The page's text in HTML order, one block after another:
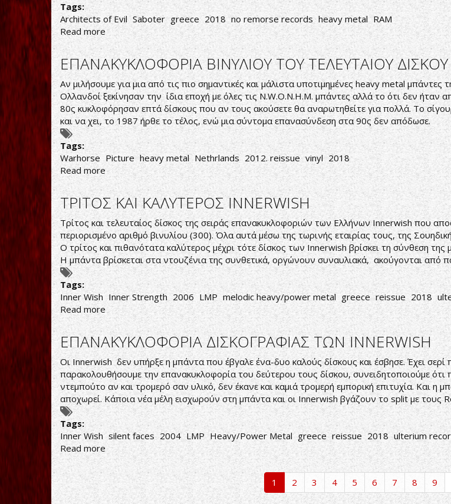
Tags:
Architects of Evil Saboter greece 2018 no remorse records heavy metal RAM
Read moreabout
ΗΧΗΤΙΚΟΙ
ΑΡΧΙΤΕΚΤΟΝΕΣ
ΕΠΑΝΑΚΥΚΛΟΦΟΡΙΑ ΒΙΝΥΛΙΟΥ ΤΟΥ ΤΕΛΕΥΤΑΙΟΥ ΔΙΣΚΟΥ
Αν μιλήσουμε για μια από τις πιο σημαντικές και μάλιστα υποτιμημένες heavy metal
Ολλανδοί ξεκίνησαν την ίδια εποχή με όλες τις N.W.O.N.H.M. μπάντες αλλά το ότι δεν ήταν
80ς κυκλοφόρησαν επτά δίσκους που αν τους ακούσετε θα αναρωτηθείτε για πολλά. Το
και να χει, το 1987 ήρθε το τέλος, ενώ μια σύντομα επανασύνδεση στα 90ς δεν απόδωσε.
Tags:
Warhorse Picture heavy metal Nethrlands 2012. reissue vinyl 2018
Read moreabout
ΕΠΑΝΑΚΥΚΛΟΦΟΡΙΑ
ΒΙΝΥΛΙΟΥ
ΤΟΥ
ΤΕΛΕΥΤΑΙΟΥ
ΔΙΣΚΟΥ
ΤΩΝ
PICTURE
ΤΡΙΤΟΣ ΚΑΙ ΚΑΛΥΤΕΡΟΣ INNERWISH
Τρίτος και τελευταίος δίσκος της σειράς επανακυκλοφοριών των Ελλήνων Innerwish που
περιορισμένο αριθμό βινυλίου (300). Όλα αυτά μέσω της τωρινής εταιρίας τους, της
Ο τρίτος και πιθανότατα καλύτερος μέχρι τότε δίσκος των Innerwish βρίσκει τη σύνθεση
Η μπάντα βρίσκεται στα ντουζένια της συνθετικά, οργώνουν συναυλιακά, ακούγονται από
Tags:
Inner Wish ‎Inner Strength 2006 LMP melodic heavy/power metal greece reissue 2018
Read more about
ΤΡΙΤΟΣ
ΚΑΙ
ΚΑΛΥΤΕΡΟΣ
INNERWISH
ΕΠΑΝΑΚΥΚΛΟΦΟΡΙΑ ΔΙΣΚΟΓΡΑΦΙΑΣ ΤΩΝ INNERWISH
Οι Innerwish δεν υπήρξε η μπάντα που έβγαλε ένα-δυο καλούς δίσκους και έσβησε. Έχει
παρακολουθήσουμε την επανακυκλοφορία του δεύτερου τους δίσκου, συνειδητοποιούμε
ντεμπούτο αν και τρομερό σαν υλικό, δεν έκανε και καμιά τρομερή εμπορική επιτυχία. Και
αποχωρεί. Κάποια νέα μέλη εισχωρούν στη μπάντα και οι Innerwish βγάζουν το split με τους
Tags:
Inner Wish silent faces 2004 LMP Heavy/Power Metal greece reissue 2018 ulterium
Read more about
ΕΠΑΝΑΚΥΚΛΟΦΟΡΙΑ
ΔΙΣΚΟΓΡΑΦΙΑΣ
ΤΩΝ
INNERWISH
1 2 3 4 5 6 7 8 9